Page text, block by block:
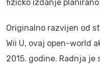
fizičko izdanje
Originalno razvijen od
Wii U, ovaj open-world
2015. godine. Radnja je